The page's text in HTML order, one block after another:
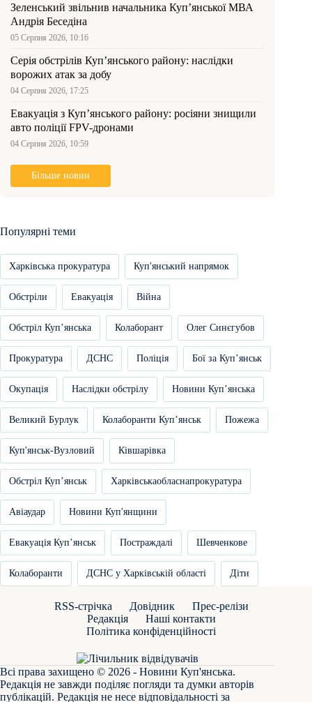
Зеленський звільнив начальника Купʼянської МВА
Андрія Беседіна
05 Серпня 2026, 10:16
Серія обстрілів Куп’янського району: наслідки
ворожих атак за добу
04 Серпня 2026, 17:25
Евакуація з Куп’янського району: росіяни знищили
авто поліції FPV-дронами
04 Серпня 2026, 10:59
Більше новин
Популярні теми
Харківська прокуратура Куп'янський напрямок
Обстріли Евакуація Війна
Обстріл Купʼянська Колаборант Олег Синєгубов
Прокуратура ДСНС Поліція Бої за Купʼянськ
Окупація Наслідки обстрілу Новини Купʼянська
Великий Бурлук Колаборанти Купʼянськ Пожежа
Куп'янськ-Вузловий Ківшарівка
Обстріл Купʼянськ Харківськаобласнапрокуратура
Авіаудар Новини Куп'янщини
Евакуація Купʼянськ Постраждалі Шевченкове
Колаборанти ДСНС у Харківській області Діти
RSS-стрічка Довідник
Прес-релізи
Редакція
Наші контакти
Політика конфіденційності
Всі права захищено © 2026 - Новини Куп'янська.
Редакція не завжди поділяє погляди та думки авторів
публікацій. Редакція не несе відповідальності за